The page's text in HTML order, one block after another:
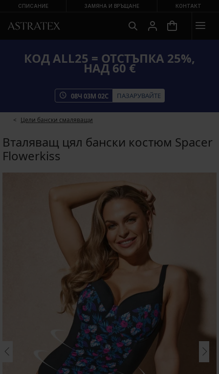
СПИСАНИЕ ЗАМЯНА И ВРЪЩАНЕ КОНТАКТ
КОД ALL25 = ОТСТЪПКА 25%,
НАД 60 €
08Ч 03М 02С ПАЗАРУВАЙТЕ
Цели бански смаляващи
Вталяващ цял бански костюм Spacer
Flowerkiss